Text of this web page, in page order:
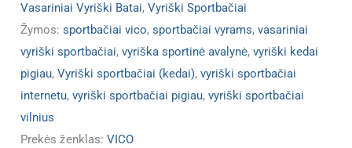
Vasariniai Vyriški Batai,Vyriški Sportbačiai
Žymos:sportbačiai vico,sportbačiai vyrams,vasariniai
vyriški sportbačiai,vyriška sportinė avalynė,vyriški kedai
pigiau,Vyriški sportbačiai (kedai),vyriški sportbačiai
internetu,vyriški sportbačiai pigiau,vyriški sportbačiai
vilnius
Prekės ženklas:VICO